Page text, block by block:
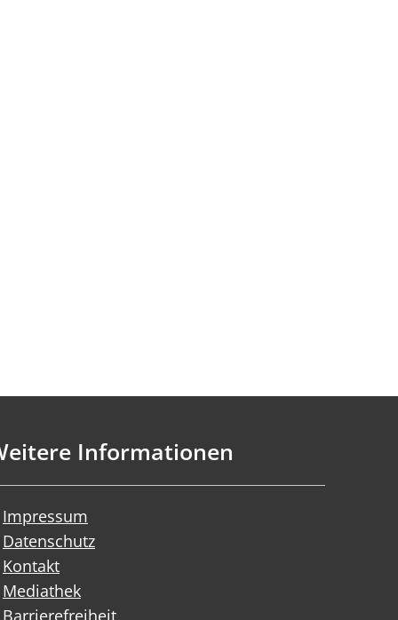
Informationen
Impressum
Datenschutz
Kontakt
Mediathek
Barrierefreiheit